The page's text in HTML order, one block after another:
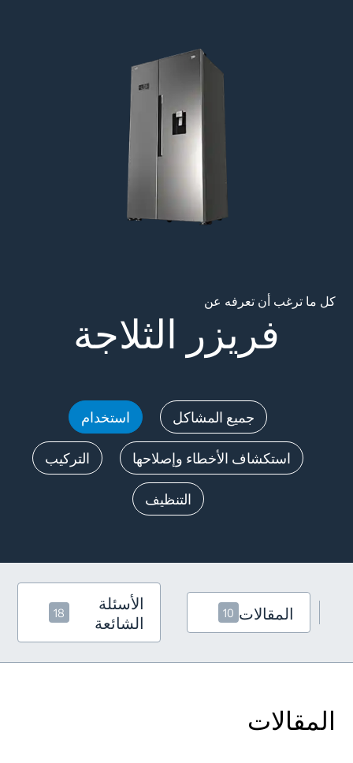
كل ما ترغب أن تعرفه عن
فريزر الثلاجة
جميع المشاكل استخدام
استكشاف الأخطاء وإصلاحها التركيب
التنظيف
المقالات 10
الأسئلة
الشائعة
18
المقالات